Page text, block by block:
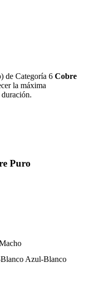
de Categoría 6 Cobre
la máxima
Puro
Azul-Blanco